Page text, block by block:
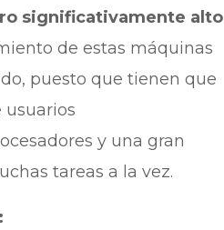
significativamente alto
de estas máquinas
puesto que tienen que
usuarios
y una gran
tareas a la vez.